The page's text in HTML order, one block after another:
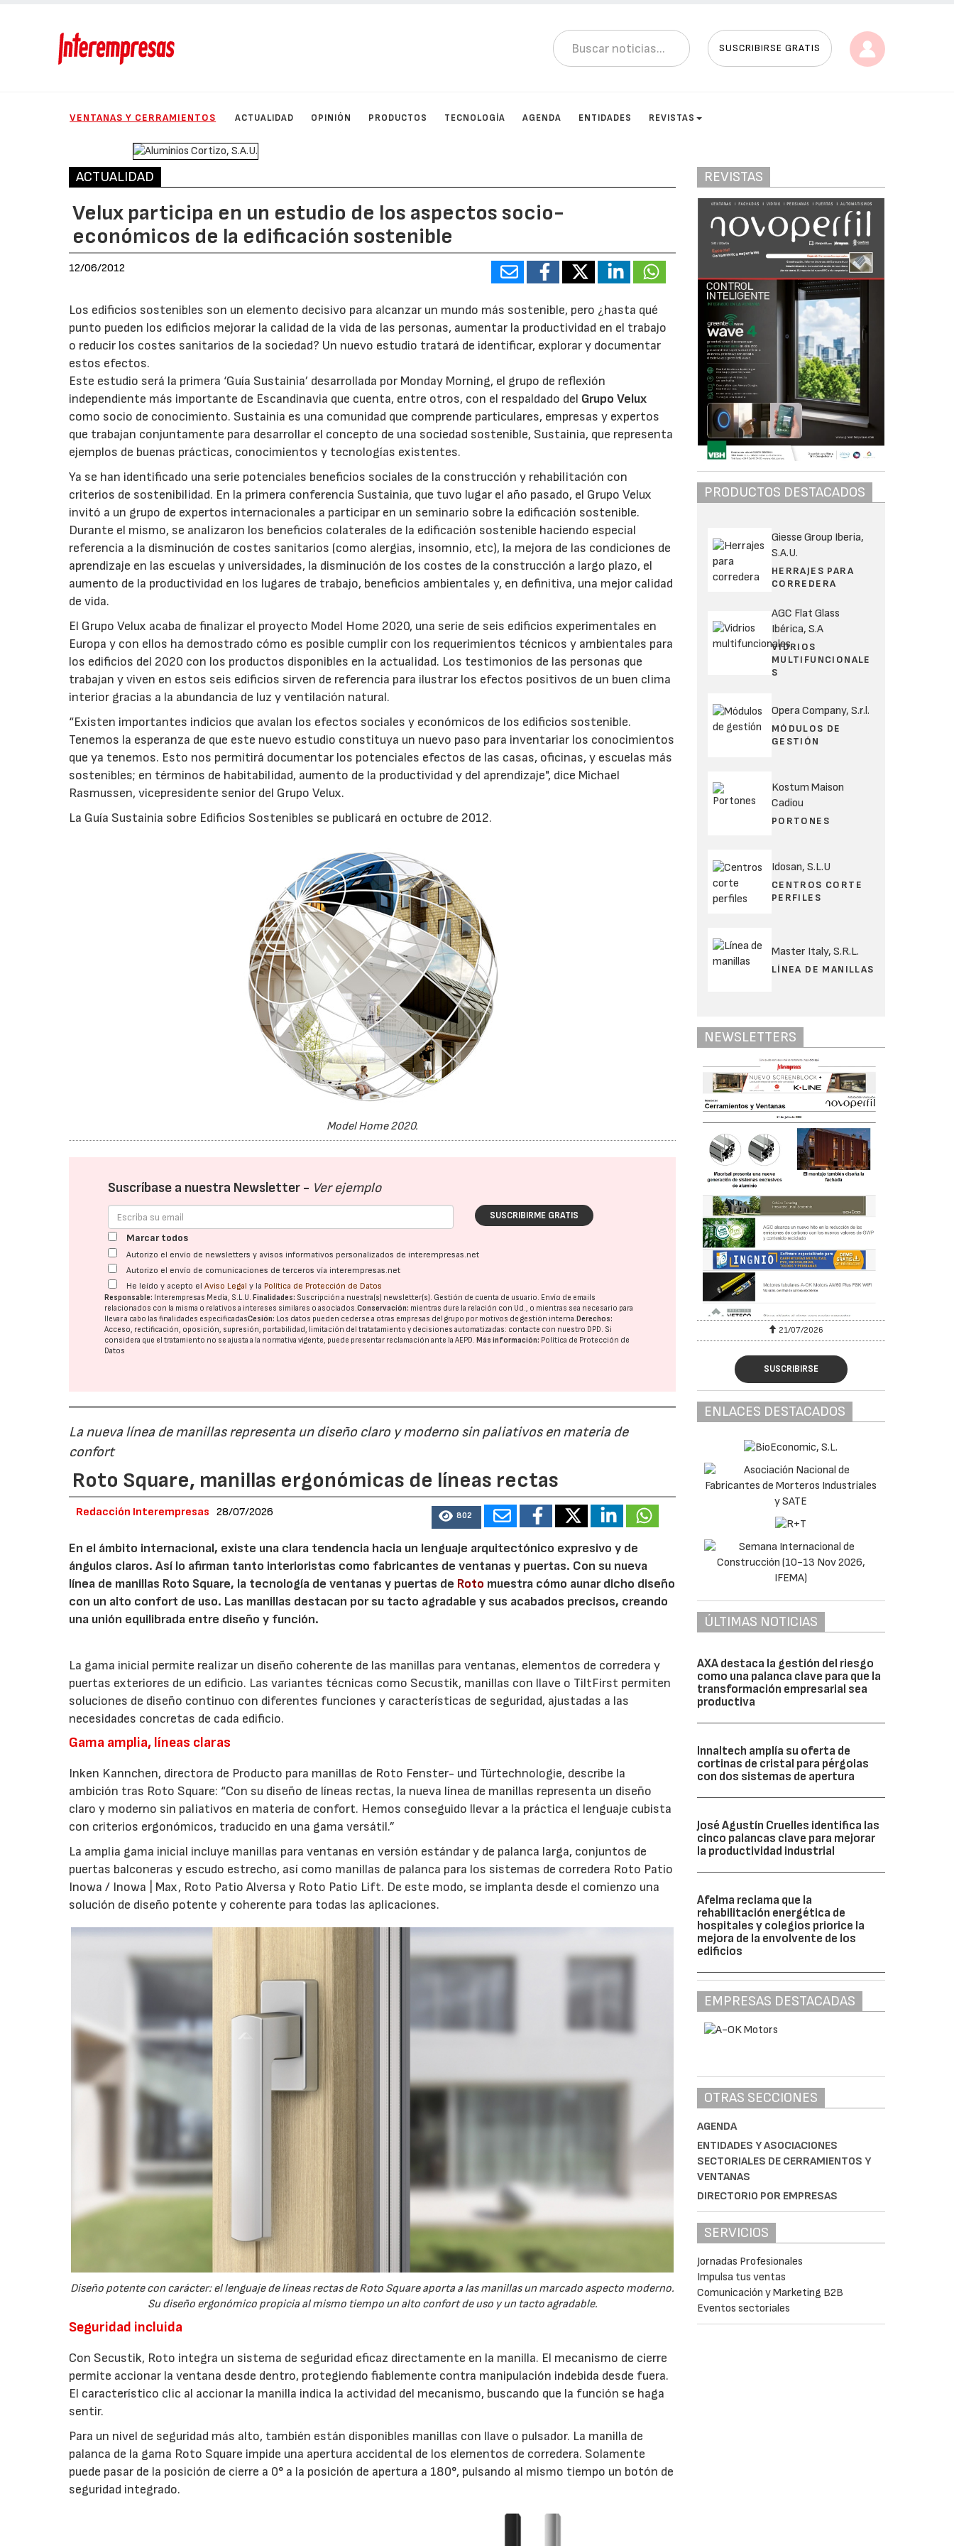
SUSCRIBIRSE GRATIS
VENTANAS Y CERRAMIENTOS ACTUALIDAD OPINIÓN PRODUCTOS TECNOLOGÍA AGENDA ENTIDADES REVISTAS
ACTUALIDAD
Velux participa en un estudio de los aspectos socio-
económicos de la edificación sostenible
12/06/2012
Los edificios sostenibles son un elemento decisivo para alcanzar un mundo más sostenible, pero ¿hasta qué
punto pueden los edificios mejorar la calidad de la vida de las personas, aumentar la productividad en el trabajo
o reducir los costes sanitarios de la sociedad? Un nuevo estudio tratará de identificar, explorar y documentar
estos efectos.
Este estudio será la primera ‘Guía Sustainia’ desarrollada por Monday Morning, el grupo de reflexión
independiente más importante de Escandinavia que cuenta, entre otros, con el respaldado del Grupo Velux
como socio de conocimiento. Sustainia es una comunidad que comprende particulares, empresas y expertos
que trabajan conjuntamente para desarrollar el concepto de una sociedad sostenible, Sustainia, que representa
ejemplos de buenas prácticas, conocimientos y tecnologías existentes.
Ya se han identificado una serie potenciales beneficios sociales de la construcción y rehabilitación con
criterios de sostenibilidad. En la primera conferencia Sustainia, que tuvo lugar el año pasado, el Grupo Velux
invitó a un grupo de expertos internacionales a participar en un seminario sobre la edificación sostenible.
Durante el mismo, se analizaron los beneficios colaterales de la edificación sostenible haciendo especial
referencia a la disminución de costes sanitarios (como alergias, insomnio, etc), la mejora de las condiciones de
aprendizaje en las escuelas y universidades, la disminución de los costes de la construcción a largo plazo, el
aumento de la productividad en los lugares de trabajo, beneficios ambientales y, en definitiva, una mejor calidad
de vida.
El Grupo Velux acaba de finalizar el proyecto Model Home 2020, una serie de seis edificios experimentales en
Europa y con ellos ha demostrado cómo es posible cumplir con los requerimientos técnicos y ambientales para
los edificios del 2020 con los productos disponibles en la actualidad. Los testimonios de las personas que
trabajan y viven en estos seis edificios sirven de referencia para ilustrar los efectos positivos de un buen clima
interior gracias a la abundancia de luz y ventilación natural.
“Existen importantes indicios que avalan los efectos sociales y económicos de los edificios sostenible.
Tenemos la esperanza de que este nuevo estudio constituya un nuevo paso para inventariar los conocimientos
que ya tenemos. Esto nos permitirá documentar los potenciales efectos de las casas, oficinas, y escuelas más
sostenibles; en términos de habitabilidad, aumento de la productividad y del aprendizaje", dice Michael
Rasmussen, vicepresidente senior del Grupo Velux.
La Guía Sustainia sobre Edificios Sostenibles se publicará en octubre de 2012.
Model Home 2020.
Suscríbase a nuestra Newsletter - Ver ejemplo
SUSCRIBIRME GRATIS
Marcar todos
Autorizo el envío de newsletters y avisos informativos personalizados de interempresas.net
Autorizo el envío de comunicaciones de terceros vía interempresas.net
He leído y acepto elAviso Legal y la Política de Protección de Datos
Responsable: Interempresas Media, S.L.U. Finalidades: Suscripción a nuestra(s) newsletter(s). Gestión de cuenta de usuario. Envío de emails
relacionados con la misma o relativos a intereses similares o asociados.Conservación: mientras dure la relación con Ud., o mientras sea necesario para
llevar a cabo las finalidades especificadasCesión: Los datos pueden cederse a otras empresas del grupo por motivos de gestión interna. Derechos:
Acceso, rectificación, oposición, supresión, portabilidad, limitación del tratatamiento y decisiones automatizadas: contacte con nuestro DPD. Si
considera que el tratamiento no se ajusta a la normativa vigente, puede presentar reclamación ante laAEPD. Más información: Política de Protección de
Datos
La nueva línea de manillas representa un diseño claro y moderno sin paliativos en materia de
confort
Roto Square, manillas ergonómicas de líneas rectas
Redacción Interempresas 28/07/2026 802
En el ámbito internacional, existe una clara tendencia hacia un lenguaje arquitectónico expresivo y de
ángulos claros. Así lo afirman tanto interioristas como fabricantes de ventanas y puertas. Con su nueva
línea de manillas Roto Square, la tecnología de ventanas y puertas de Roto muestra cómo aunar dicho diseño
con un alto confort de uso. Las manillas destacan por su tacto agradable y sus acabados precisos, creando
una unión equilibrada entre diseño y función.
La gama inicial permite realizar un diseño coherente de las manillas para ventanas, elementos de corredera y
puertas exteriores de un edificio. Las variantes técnicas como Secustik, manillas con llave o TiltFirst permiten
soluciones de diseño continuo con diferentes funciones y características de seguridad, ajustadas a las
necesidades concretas de cada edificio.
Gama amplia, líneas claras
Inken Kannchen, directora de Producto para manillas de Roto Fenster- und Türtechnologie, describe la
ambición tras Roto Square: “Con su diseño de líneas rectas, la nueva línea de manillas representa un diseño
claro y moderno sin paliativos en materia de confort. Hemos conseguido llevar a la práctica el lenguaje cubista
con criterios ergonómicos, traducido en una gama versátil.”
La amplia gama inicial incluye manillas para ventanas en versión estándar y de palanca larga, conjuntos de
puertas balconeras y escudo estrecho, así como manillas de palanca para los sistemas de corredera Roto Patio
Inowa / Inowa | Max, Roto Patio Alversa y Roto Patio Lift. De este modo, se implanta desde el comienzo una
solución de diseño potente y coherente para todas las aplicaciones.
Diseño potente con carácter: el lenguaje de líneas rectas de Roto Square aporta a las manillas un marcado aspecto moderno.
Su diseño ergonómico propicia al mismo tiempo un alto confort de uso y un tacto agradable.
Seguridad incluida
Con Secustik, Roto integra un sistema de seguridad eficaz directamente en la manilla. El mecanismo de cierre
permite accionar la ventana desde dentro, protegiendo fiablemente contra manipulación indebida desde fuera.
El característico clic al accionar la manilla indica la actividad del mecanismo, buscando que la función se haga
sentir.
Para un nivel de seguridad más alto, también están disponibles manillas con llave o pulsador. La manilla de
palanca de la gama Roto Square impide una apertura accidental de los elementos de corredera. Solamente
puede pasar de la posición de cierre a 0° a la posición de apertura a 180°, pulsando al mismo tiempo un botón de
seguridad integrado.
REVISTAS
PRODUCTOS DESTACADOS
Giesse Group Iberia,
S.A.U.
HERRAJES PARA
CORREDERA
AGC Flat Glass
Ibérica, S.A
VIDRIOS
MULTIFUNCIONALE
S
Opera Company, S.r.l.
MÓDULOS DE
GESTIÓN
Kostum Maison
Cadiou
PORTONES
Idosan, S.L.U
CENTROS CORTE
PERFILES
Master Italy, S.R.L.
LÍNEA DE MANILLAS
NEWSLETTERS
21/07/2026 28/07/2026 21/07/2026
SUSCRIBIRSE
ENLACES DESTACADOS
ÚLTIMAS NOTICIAS
AXA destaca la gestión del riesgo
como una palanca clave para que la
transformación empresarial sea
productiva
Innaltech amplía su oferta de
cortinas de cristal para pérgolas
con dos sistemas de apertura
José Agustín Cruelles identifica las
cinco palancas clave para mejorar
la productividad industrial
Afelma reclama que la
rehabilitación energética de
hospitales y colegios priorice la
mejora de la envolvente de los
edificios
EMPRESAS DESTACADAS
OTRAS SECCIONES
AGENDA
ENTIDADES Y ASOCIACIONES
SECTORIALES DE CERRAMIENTOS Y
VENTANAS
DIRECTORIO POR EMPRESAS
SERVICIOS
Jornadas Profesionales
Impulsa tus ventas
Comunicación y Marketing B2B
Eventos sectoriales